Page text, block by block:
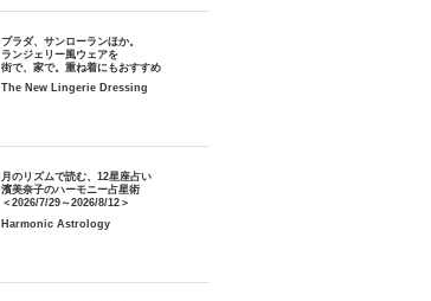
プラダ、サンローランほか。
ランジェリー風ウェアを
街で、家で。重ね着にもおすすめ
The New Lingerie Dressing
月のリズムで読む、12星座占い
濱美奈子のハーモニー占星術
＜2026/7/29～2026/8/12＞
Harmonic Astrology